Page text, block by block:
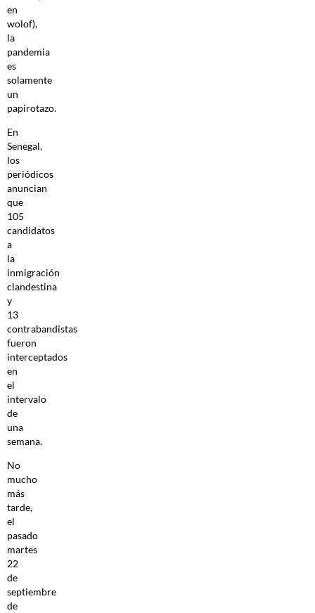
en
wolof),
la
pandemia
es
solamente
un
papirotazo.
En
Senegal,
los
periódicos
anuncian
que
105
candidatos
a
la
inmigración
clandestina
y
13
contrabandistas
fueron
interceptados
en
el
intervalo
de
una
semana.
No
mucho
más
tarde,
el
pasado
martes
22
de
septiembre
de